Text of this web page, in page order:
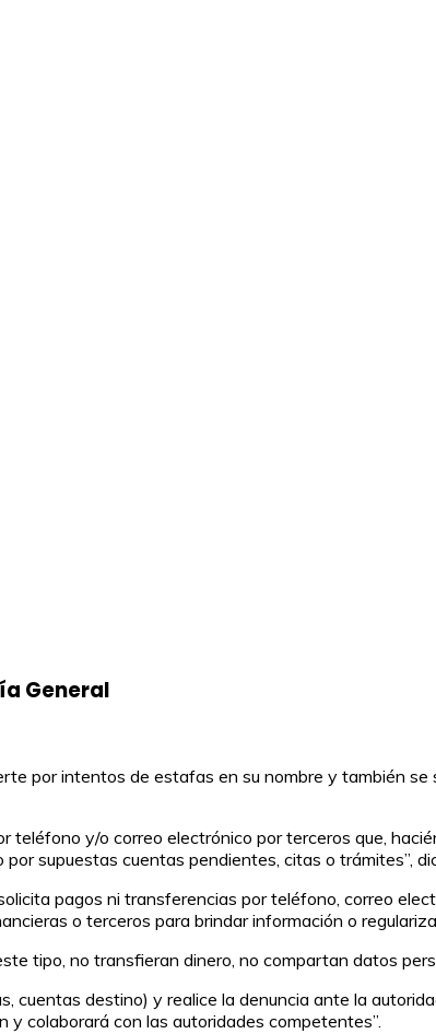
General
por intentos de estafas en su nombre y también
y/o correo electrónico por terceros que,
supuestas cuentas pendientes, citas o trámites”,
pagos ni transferencias por teléfono, correo
o terceros para brindar información o
tipo, no transfieran dinero, no compartan datos
cuentas destino) y realice la denuncia ante la
y colaborará con las autoridades competentes”.